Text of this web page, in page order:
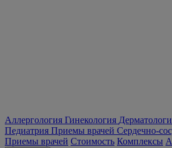
Аллергология Гинекология
Педиатрия Приемы врачей Сердечно-
Приемы врачей Стоимость Комплексы